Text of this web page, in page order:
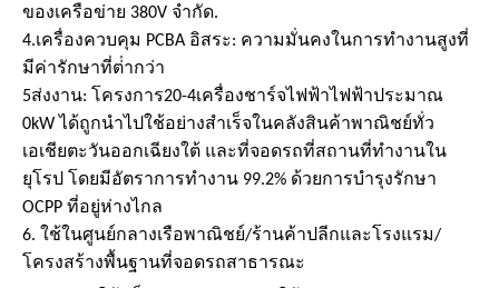
ของเครือข่าย 380V จํากัด.
4.เครื่องควบคุม PCBA อิสระ: ความมั่นคงในการทํางานสูงที่
มีค่ารักษาที่ต่ํากว่า
5ส่งงาน: โครงการ20-4เครื่องชาร์จไฟฟ้าไฟฟ้าประมาณ
0kW ได้ถูกนําไปใช้อย่างสําเร็จในคลังสินค้าพาณิชย์ทั่ว
เอเชียตะวันออกเฉียงใต้ และที่จอดรถที่สถานที่ทํางานใน
ยุโรป โดยมีอัตราการทํางาน 99.2% ด้วยการบํารุงรักษา
OCPP ที่อยู่ห่างไกล
6. ใช้ในศูนย์กลางเรือพาณิชย์/ร้านค้าปลีกและโรงแรม/
โครงสร้างพื้นฐานที่จอดรถสาธารณะ